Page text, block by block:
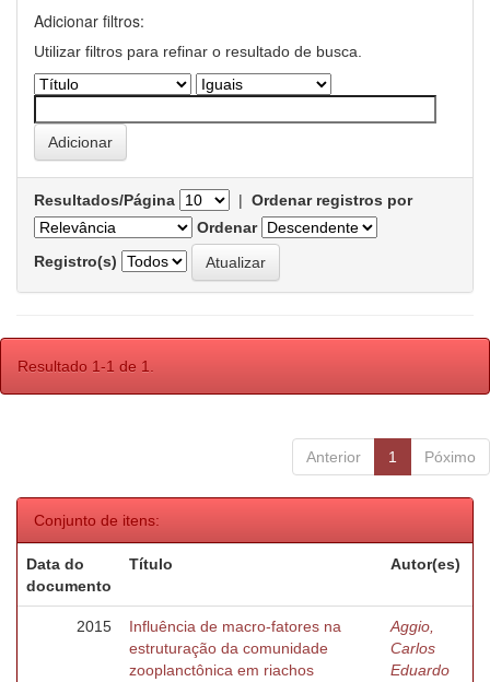
Adicionar filtros:
Utilizar filtros para refinar o resultado de busca.
Resultados/Página | Ordenar registros por
Ordenar
Registro(s)
Resultado 1-1 de 1.
Anterior 1 Póximo
Conjunto de itens:
Data do
documento
Título Autor(es)
2015
Influência de macro-fatores na
estruturação da comunidade
zooplanctônica em riachos
Aggio,
Carlos
Eduardo